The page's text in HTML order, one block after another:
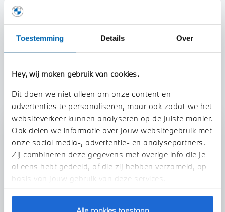
Toestemming Details Over
Hey, wij maken gebruik van cookies.
Dit doen we niet alleen om onze content en
advertenties te personaliseren, maar ook zodat we het
websiteverkeer kunnen analyseren op de juiste manier.
Ook delen we informatie over jouw websitegebruik met
onze social media-, advertentie- en analysepartners.
Zij combineren deze gegevens met overige info die je
al eens hebt gedeeld, of die zij hebben verzameld, op
basis van jouw gebruik van deze services.
Stap 1 van 3
Uw auto inruilen?
Interieur
Toon alle eigenschappen